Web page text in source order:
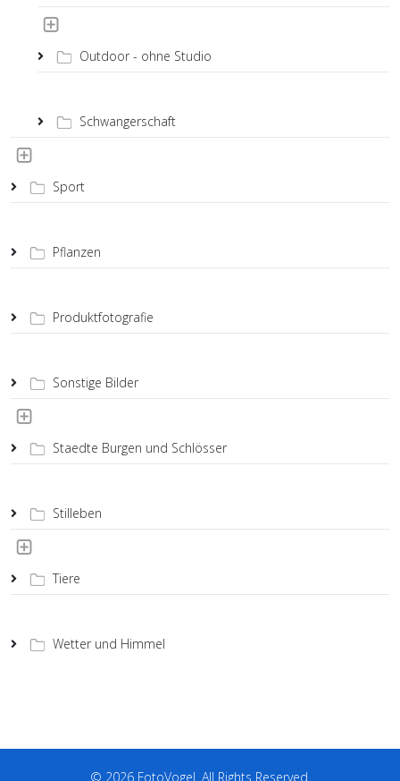
Outdoor - ohne Studio
Schwangerschaft
Sport
Pflanzen
Produktfotografie
Sonstige Bilder
Staedte Burgen und Schlösser
Stilleben
Tiere
Wetter und Himmel
© 2026 FotoVogel. All Rights Reserved.